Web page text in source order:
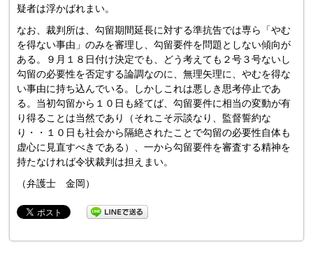
疑者は浮かばれまい。
なお、裁判所は、勾留期間延長に対する準抗告では専ら「やむ
を得ない事由」のみを審理し、勾留要件を問題としない傾向が
ある。９月１８日付け決定でも、どう考えても２号３号ないし
勾留の必要性を否定する論調なのに、無理矢理に、やむを得な
い事由に持ち込んでいる。しかしこれは悪しき思考停止であ
る。当初勾留から１０日も経てば、勾留要件に相当の変動が有
り得ることは当然であり（それこそ示談なり、監督誓約な
り・・１０日も社会から隔絶されたことで勾留の必要性自体も
虚心に見直すべきである）、一から勾留要件を審査する精神を
持たなければ令状裁判は担えまい。
（弁護士 金岡）